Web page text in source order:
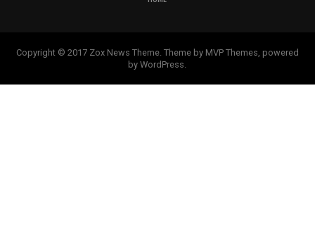
Copyright © 2017 Zox News Theme. Theme by MVP Themes, powered
by WordPress.